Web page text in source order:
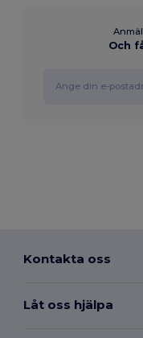
Och
Kontakta oss
Låt oss hjälpa